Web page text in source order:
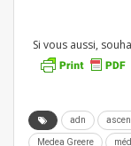
Si vous aussi,
adn
Medea Greere